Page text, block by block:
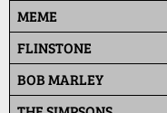
MEME
FLINSTONE
BOB MARLEY